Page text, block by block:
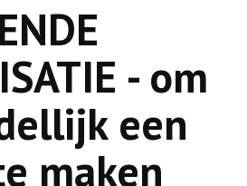
🗳️
- om
een
maken